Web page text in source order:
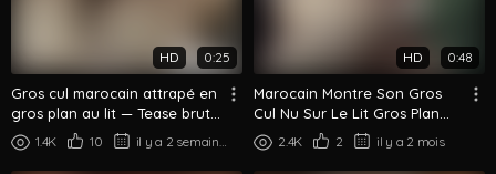
HD 0:25
Gros cul marocain attrapé en
gros plan au lit — Tease brut
de nuit
1.4K 10 il y a 2 semaines
HD 0:48
Marocain Montre Son Gros
Cul Nu Sur Le Lit Gros Plan
Provocation
2.4K 2 il y a 2 mois